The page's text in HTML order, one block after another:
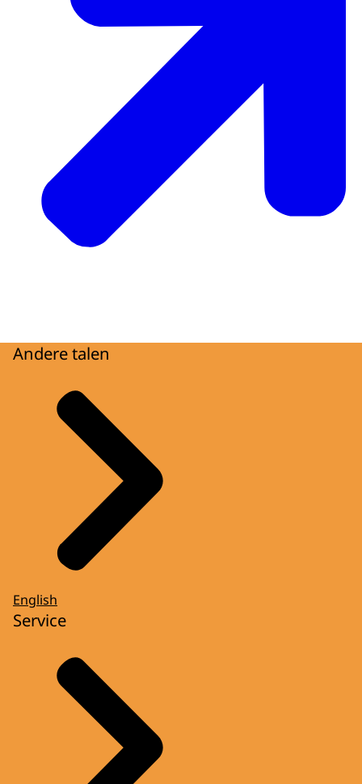
Andere talen
English
Service